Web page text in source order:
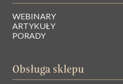
WEBINARY
ARTYKUŁY
PORADY
Obsługa sklepu